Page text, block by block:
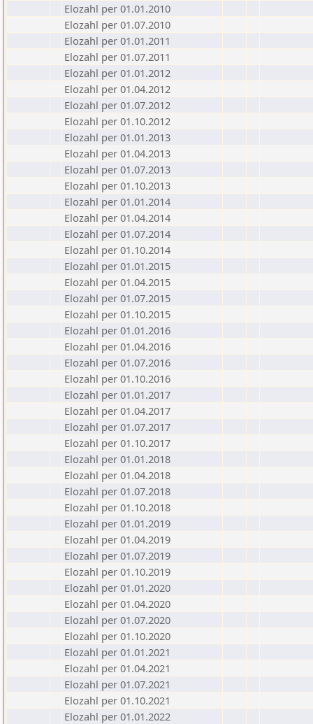
Elozahl per 01.01.2010
Elozahl per 01.07.2010
Elozahl per 01.01.2011
Elozahl per 01.07.2011
Elozahl per 01.01.2012
Elozahl per 01.04.2012
Elozahl per 01.07.2012
Elozahl per 01.10.2012
Elozahl per 01.01.2013
Elozahl per 01.04.2013
Elozahl per 01.07.2013
Elozahl per 01.10.2013
Elozahl per 01.01.2014
Elozahl per 01.04.2014
Elozahl per 01.07.2014
Elozahl per 01.10.2014
Elozahl per 01.01.2015
Elozahl per 01.04.2015
Elozahl per 01.07.2015
Elozahl per 01.10.2015
Elozahl per 01.01.2016
Elozahl per 01.04.2016
Elozahl per 01.07.2016
Elozahl per 01.10.2016
Elozahl per 01.01.2017
Elozahl per 01.04.2017
Elozahl per 01.07.2017
Elozahl per 01.10.2017
Elozahl per 01.01.2018
Elozahl per 01.04.2018
Elozahl per 01.07.2018
Elozahl per 01.10.2018
Elozahl per 01.01.2019
Elozahl per 01.04.2019
Elozahl per 01.07.2019
Elozahl per 01.10.2019
Elozahl per 01.01.2020
Elozahl per 01.04.2020
Elozahl per 01.07.2020
Elozahl per 01.10.2020
Elozahl per 01.01.2021
Elozahl per 01.04.2021
Elozahl per 01.07.2021
Elozahl per 01.10.2021
Elozahl per 01.01.2022